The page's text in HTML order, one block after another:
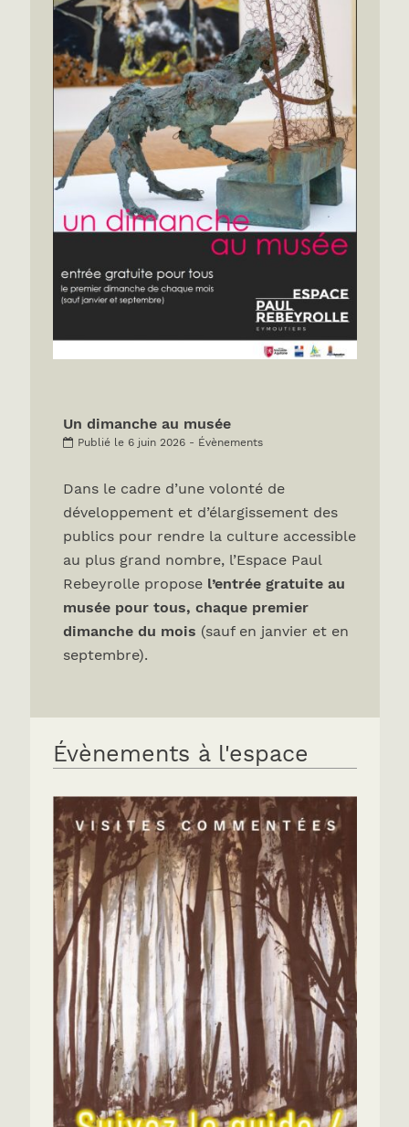
Un dimanche au musée
Publié le 6 juin 2026 - Évènements
Dans le cadre d’une volonté de
développement et d’élargissement des
publics pour rendre la culture accessible
au plus grand nombre, l’Espace Paul
Rebeyrolle propose l’entrée gratuite au
musée pour tous, chaque premier
dimanche du mois (sauf en janvier et en
septembre).
Évènements à l'espace